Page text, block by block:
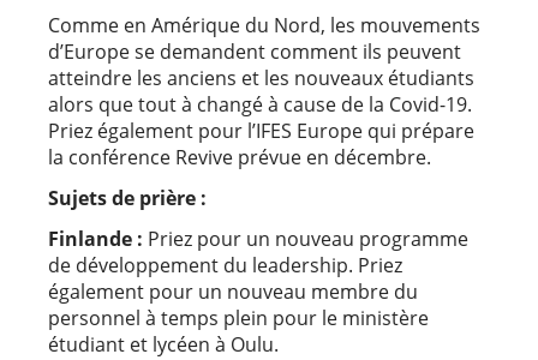
Comme en Amérique du Nord, les mouvements
d’Europe se demandent comment ils peuvent
atteindre les anciens et les nouveaux étudiants
alors que tout à changé à cause de la Covid-19.
Priez également pour l’IFES Europe qui prépare
la conférence Revive prévue en décembre.
Sujets de prière :
Finlande : Priez pour un nouveau programme
de développement du leadership. Priez
également pour un nouveau membre du
personnel à temps plein pour le ministère
étudiant et lycéen à Oulu.